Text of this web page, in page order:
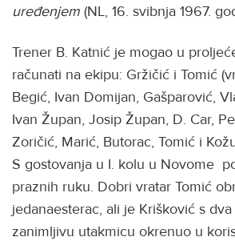
uređenjem (NL, 16. svibnja 1967.
Trener B. Katnić je mogao u
računati na ekipu: Gržičić i Tomić
Begić, Ivan Domijan, Gašparović,
Ivan Župan, Josip Župan, D. Car,
Zoričić, Marić, Butorac, Tomić i
S gostovanja u I. kolu u Novome
praznih ruku. Dobri vratar Tomić
jedanaesterac, ali je Krišković s
zanimljivu utakmicu okrenuo u